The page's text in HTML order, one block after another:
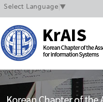
Select Language ▼